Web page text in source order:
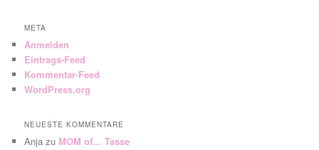
META
Anmelden
Eintrags-Feed
Kommentar-Feed
WordPress.org
NEUESTE KOMMENTARE
Anja zu MOM of… Tasse